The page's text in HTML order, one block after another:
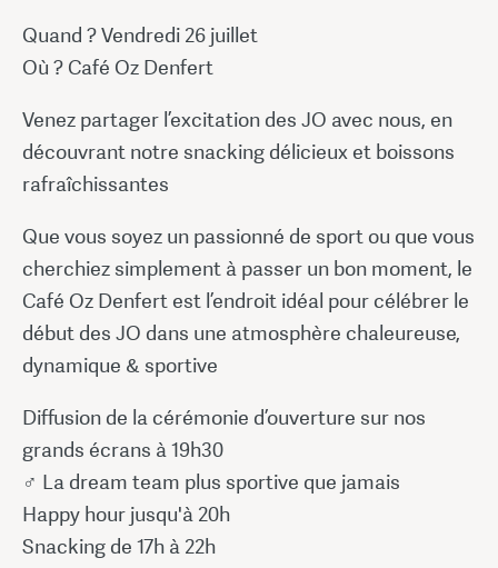
Quand ? Vendredi 26 juillet
Où ? Café Oz Denfert
Venez partager l’excitation des JO avec nous, en
découvrant notre snacking délicieux et boissons
rafraîchissantes
Que vous soyez un passionné de sport ou que vous
cherchiez simplement à passer un bon moment, le
Café Oz Denfert est l’endroit idéal pour célébrer le
début des JO dans une atmosphère chaleureuse,
dynamique & sportive
Diffusion de la cérémonie d’ouverture sur nos
grands écrans à 19h30
‍♂️ La dream team plus sportive que jamais
Happy hour jusqu'à 20h
Snacking de 17h à 22h